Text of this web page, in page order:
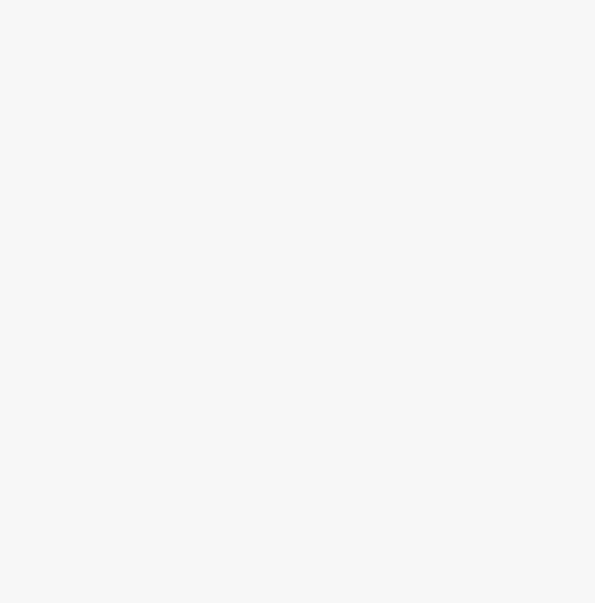
umowy zawartej z osobą, której dane dotyczą lub na podstawie zgody
art. 21 RODO, wobec przetwarzania danych osobowych, którego
z prawnie uzasadnionych interesów realizowanych przez
W razie wniesienia sprzeciwu, administrator nie może już
do przetwarzania, nadrzędnych wobec interesów, praw i wolności
się na podstawie zgody osoby na przetwarzanie danych osobowych
to nie ma wpływu na zgodność przetwarzania, którego dokonano na
nadzorczego na niezgodne z prawem przetwarzanie Pani/Pana danych
Ochrony Danych Osobowych.
podanie danych osobowych jest dobrowolne albo jest wymogiem
podejmowaniu decyzji, w tym również profilowaniu.